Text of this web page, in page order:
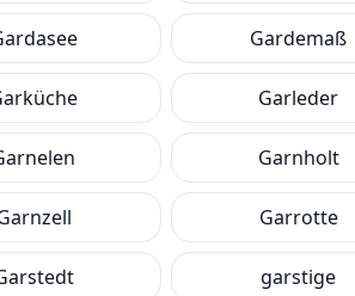
Gardemaß
Garleder
Garnholt
Garrotte
garstige